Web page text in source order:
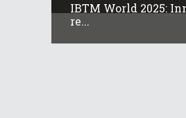
IBTM World 2025:
re...